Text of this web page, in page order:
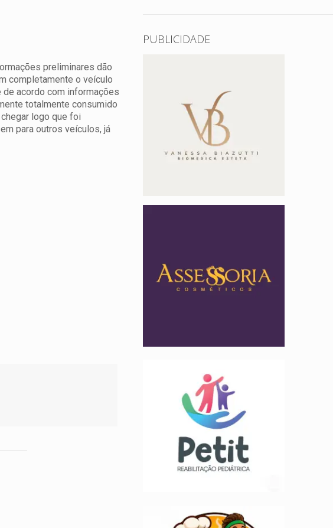
preliminares dão
completamente o veículo
de acordo com informações
totalmente consumido
logo que foi
para outros veículos, já
PUBLICIDADE